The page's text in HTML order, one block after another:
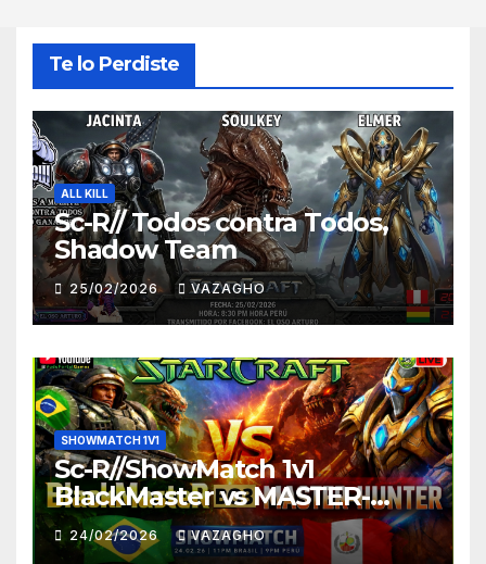
Te lo Perdiste
ALL KILL
Sc-R// Todos contra Todos,
Shadow Team
25/02/2026 VAZAGHO
SHOWMATCH 1V1
Sc-R//ShowMatch 1v1
BlackMaster vs MASTER-
HUNTER
24/02/2026 VAZAGHO